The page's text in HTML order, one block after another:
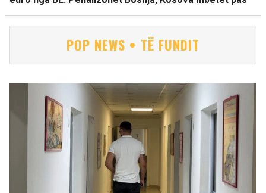
POP NEWS • TË FUNDIT